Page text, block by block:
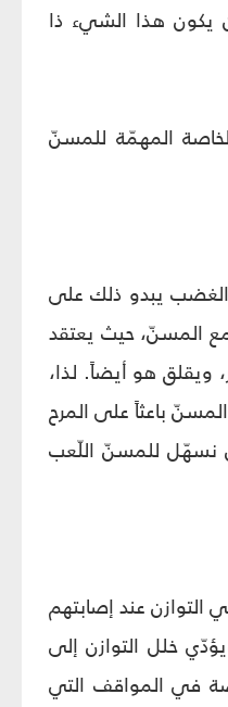
يكون هذا الشيء ذا
المهمّة للمسنّ
يبدو ذلك على
مع المسنّ، حيث يعتقد
ويقلق هو أيضاً. لذا،
باعثاً على المرح
نسهّل للمسنّ اللّعب
عند إصابتهم
خلل التوازن إلى
في المواقف التي